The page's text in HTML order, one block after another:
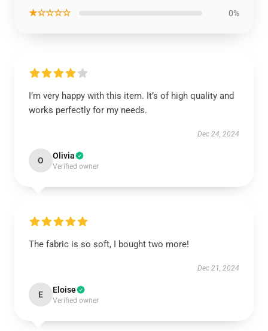
★☆☆☆☆ 0%
I’m very happy with this item. It’s of high quality and
works perfectly for my needs.
Dec 24, 2024
O Olivia
Verified owner
The fabric is so soft, I bought two more!
Dec 21, 2024
E Eloise
Verified owner